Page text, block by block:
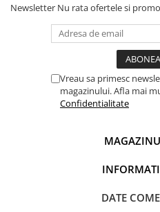
Newsletter Nu rata ofertele si
Vreau sa primesc
magazinului. Afla mai
Confidentialitate
DATE